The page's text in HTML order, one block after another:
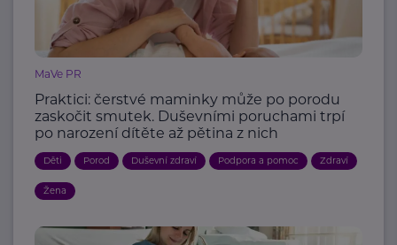
MaVe PR
Praktici: čerstvé maminky může po porodu
zaskočit smutek. Duševními poruchami trpí
po narození dítěte až pětina z nich
Děti Porod Duševní zdraví Podpora a pomoc Zdraví
Žena